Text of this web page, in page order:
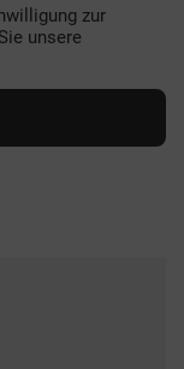
zur
unsere